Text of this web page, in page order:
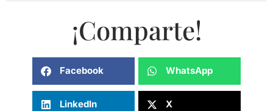
¡Comparte!
Facebook WhatsApp
LinkedIn X